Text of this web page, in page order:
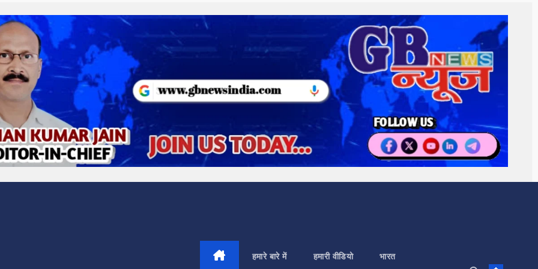
हमारे बारे में हमारी वीडियो भारत